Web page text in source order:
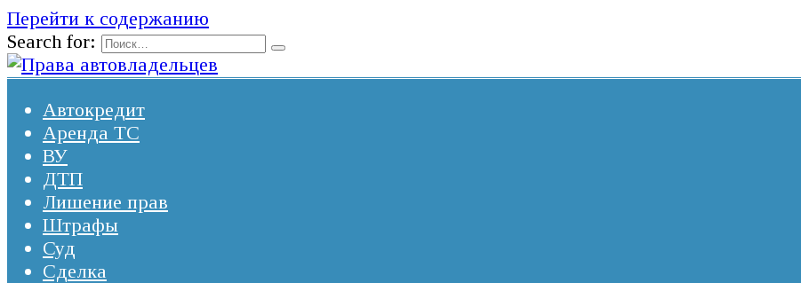
Перейти к содержанию
Search for:
Автокредит
Аренда ТС
ВУ
ДТП
Лишение прав
Штрафы
Суд
Сделка